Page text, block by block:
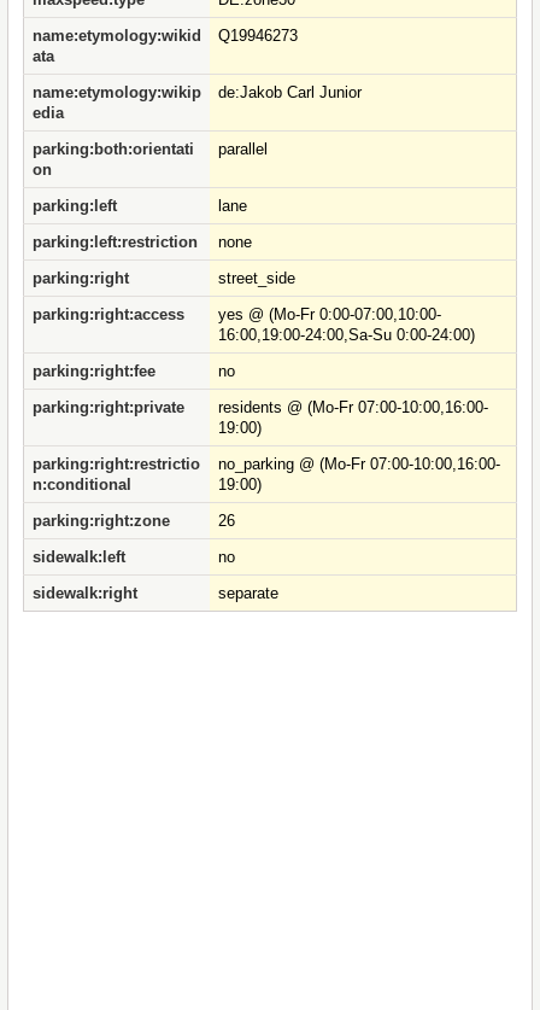
name:etymology:wikid
ata
Q19946273
name:etymology:wikip
edia
de:Jakob Carl Junior
parking:both:orientati
on
parallel
parking:left
lane
parking:left:restriction
none
parking:right
street_side
parking:right:access
yes @ (Mo-Fr 0:00-07:00,10:00-
16:00,19:00-24:00,Sa-Su 0:00-24:00)
parking:right:fee
no
parking:right:private
residents @ (Mo-Fr 07:00-10:00,16:00-
19:00)
parking:right:restrictio
n:conditional
no_parking @ (Mo-Fr 07:00-10:00,16:00-
19:00)
parking:right:zone
26
sidewalk:left
no
sidewalk:right
separate